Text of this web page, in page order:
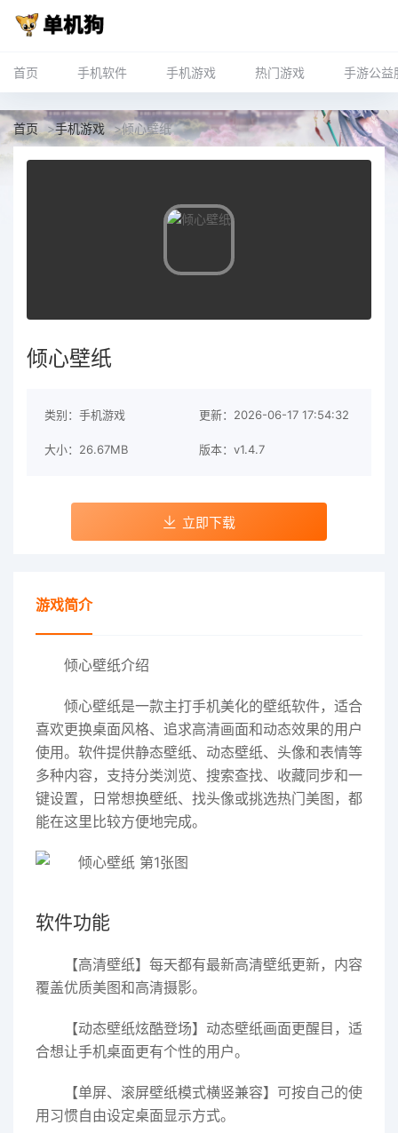
首页 手机软件 手机游戏 热门游戏 手游公益
首页 >手机游戏 >倾心壁纸
倾心壁纸
类别：手机游戏 更新：2026-06-17 17:54:32
大小：26.67MB 版本：v1.4.7
立即下载
游戏简介
倾心壁纸介绍
倾心壁纸是一款主打手机美化的壁纸软件，适合
喜欢更换桌面风格、追求高清画面和动态效果的用户
使用。软件提供静态壁纸、动态壁纸、头像和表情等
多种内容，支持分类浏览、搜索查找、收藏同步和一
键设置，日常想换壁纸、找头像或挑选热门美图，都
能在这里比较方便地完成。
软件功能
【高清壁纸】每天都有最新高清壁纸更新，内容
覆盖优质美图和高清摄影。
【动态壁纸炫酷登场】动态壁纸画面更醒目，适
合想让手机桌面更有个性的用户。
【单屏、滚屏壁纸模式横竖兼容】可按自己的使
用习惯自由设定桌面显示方式。